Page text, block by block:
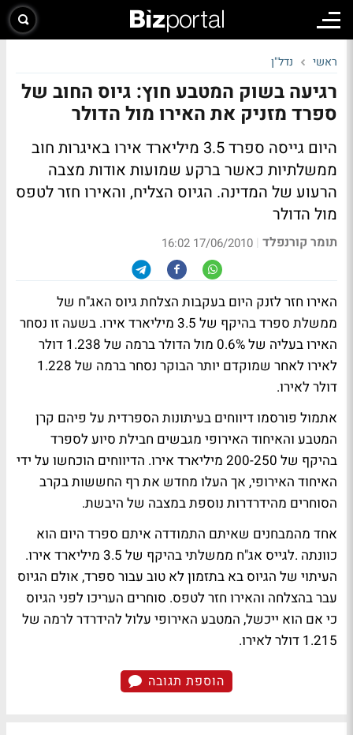
ראשי נדל"ן
רגיעה בשוק המטבע חוץ: גיוס החוב של
ספרד מזניק את האירו מול הדולר
היום גייסה ספרד 3.5 מיליארד אירו באיגרות חוב
ממשלתיות כאשר ברקע שמועות אודות מצבה
הרעוע של המדינה. הגיוס הצליח, והאירו חזר לטפס
מול הדולר
תומר קורנפלד |
17/06/2010 16:02
האירו חזר לזנק היום בעקבות הצלחת גיוס האג"ח של
ממשלת ספרד בהיקף של 3.5 מיליארד אירו. בשעה זו נסחר
האירו בעליה של 0.6% מול הדולר ברמה של 1.238 דולר
לאירו לאחר שמוקדם יותר הבוקר נסחר ברמה של 1.228
דולר לאירו.
אתמול פורסמו דיווחים בעיתונות הספרדית על פיהם קרן
המטבע והאיחוד האירופי מגבשים חבילת סיוע לספרד
בהיקף של 200-250 מיליארד אירו. הדיווחים הוכחשו על ידי
האיחוד האירופי, אך העלו מחדש את רף החששות בקרב
הסוחרים מהידרדרות נוספת במצבה של היבשת.
אחד מהמבחנים שאיתם התמודדה איתם ספרד היום הוא
כוונתה .לגייס אג"ח ממשלתי בהיקף של 3.5 מיליארד אירו
.
העיתוי של הגיוס בא בתזמון לא טוב עבור ספרד, אולם הגיוס
עבר בהצלחה והאירו חזר לטפס. סוחרים העריכו לפני הגיוס
כי אם הוא ייכשל, המטבע האירופי עלול להידרדר לרמה של
1.215 דולר לאירו.
הוספת תגובה